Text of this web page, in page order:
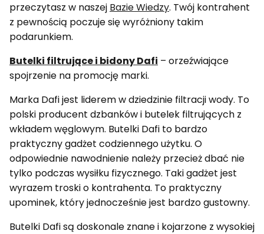
przeczytasz w naszej Bazie Wiedzy. Twój kontrahent
z pewnością poczuje się wyróżniony takim
podarunkiem.
Butelki filtrujące i bidony Dafi – orzeźwiające
spojrzenie na promocję marki.
Marka Dafi jest liderem w dziedzinie filtracji wody. To
polski producent dzbanków i butelek filtrujących z
wkładem węglowym. Butelki Dafi to bardzo
praktyczny gadżet codziennego użytku. O
odpowiednie nawodnienie należy przecież dbać nie
tylko podczas wysiłku fizycznego. Taki gadżet jest
wyrazem troski o kontrahenta. To praktyczny
upominek, który jednocześnie jest bardzo gustowny.
Butelki Dafi są doskonale znane i kojarzone z wysokiej